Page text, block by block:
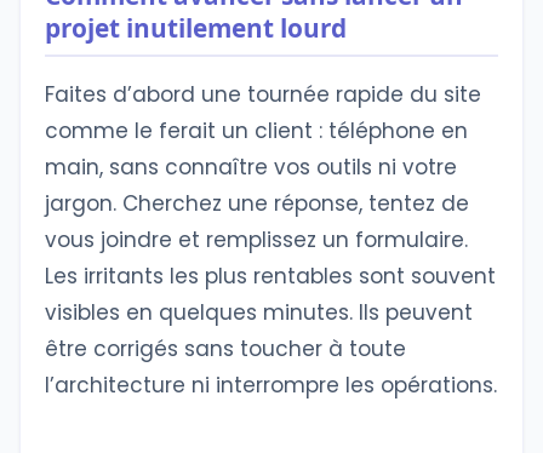
projet inutilement lourd
Faites d’abord une tournée rapide du site
comme le ferait un client : téléphone en
main, sans connaître vos outils ni votre
jargon. Cherchez une réponse, tentez de
vous joindre et remplissez un formulaire.
Les irritants les plus rentables sont souvent
visibles en quelques minutes. Ils peuvent
être corrigés sans toucher à toute
l’architecture ni interrompre les opérations.